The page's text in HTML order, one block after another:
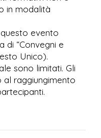
in modalità
evento
di “Convegni e
Unico).
sono limitati. Gli
al raggiungimento